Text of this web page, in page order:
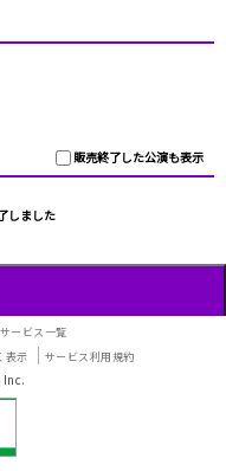
販売終了した公演も表示
しました
サービス一覧
表示 サービス利用規約
Inc.